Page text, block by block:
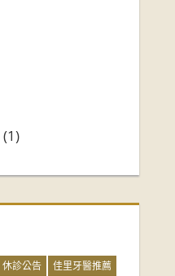
(1)
休診公告
佳里牙醫推薦